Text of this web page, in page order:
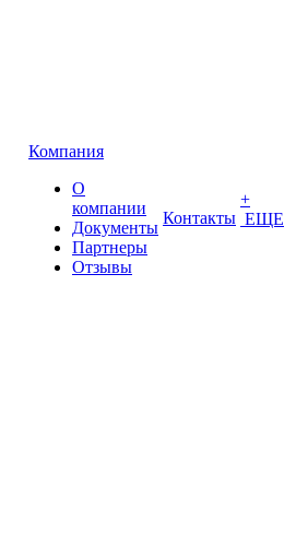
Компания
О
компании
Документы
Партнеры
Отзывы
Контакты
+
ЕЩЕ